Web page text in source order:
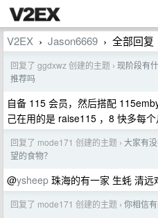
V2EX › Jason6669 › 全部回复
回复了 ggdxwz 创建的主题 › 现阶段有
推荐吗
自备 115 会员，然后搭配
己在用的是 raise115 ，8 快多每个
回复了 mode171 创建的主题 › 大家有
望的食物？
@ysheep 珠海的有一家 生蚝 清远
回复了 mode171 创建的主题 › 你相信有